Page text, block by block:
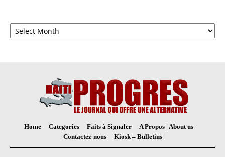
Archives
Home Categories Faits à Signaler
A Propos | About us
Contactez-nous
Kiosk – Bulletins